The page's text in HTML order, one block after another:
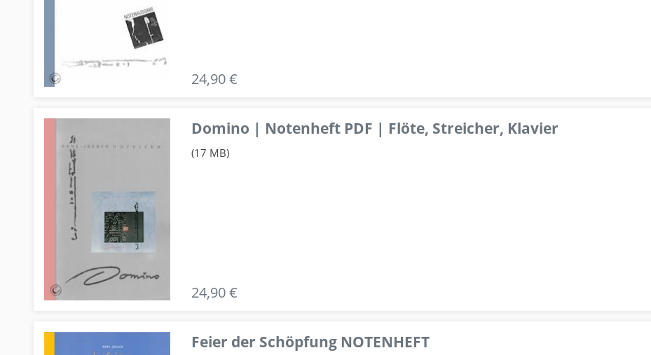
24,90 €
Domino | Notenheft PDF | Flöte, Streicher, Klavier
(17 MB)
24,90 €
Feier der Schöpfung NOTENHEFT